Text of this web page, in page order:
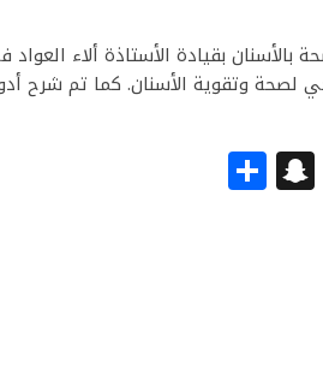
بالأسنان بقيادة الأستاذة ألاء
لصحة وتقوية الأسنان. كما تم شرح
Telegram
Snapchat